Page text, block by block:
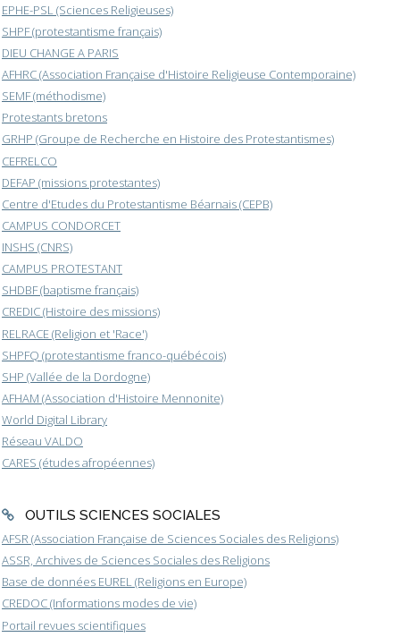
EPHE-PSL (Sciences Religieuses)
SHPF (protestantisme français)
DIEU CHANGE A PARIS
AFHRC (Association Française d'Histoire Religieuse Contemporaine)
SEMF (méthodisme)
Protestants bretons
GRHP (Groupe de Recherche en Histoire des Protestantismes)
CEFRELCO
DEFAP (missions protestantes)
Centre d'Etudes du Protestantisme Béarnais (CEPB)
CAMPUS CONDORCET
INSHS (CNRS)
CAMPUS PROTESTANT
SHDBF (baptisme français)
CREDIC (Histoire des missions)
RELRACE (Religion et 'Race')
SHPFQ (protestantisme franco-québécois)
SHP (Vallée de la Dordogne)
AFHAM (Association d'Histoire Mennonite)
World Digital Library
Réseau VALDO
CARES (études afropéennes)
OUTILS SCIENCES SOCIALES
AFSR (Association Française de Sciences Sociales des Religions)
ASSR, Archives de Sciences Sociales des Religions
Base de données EUREL (Religions en Europe)
CREDOC (Informations modes de vie)
Portail revues scientifiques